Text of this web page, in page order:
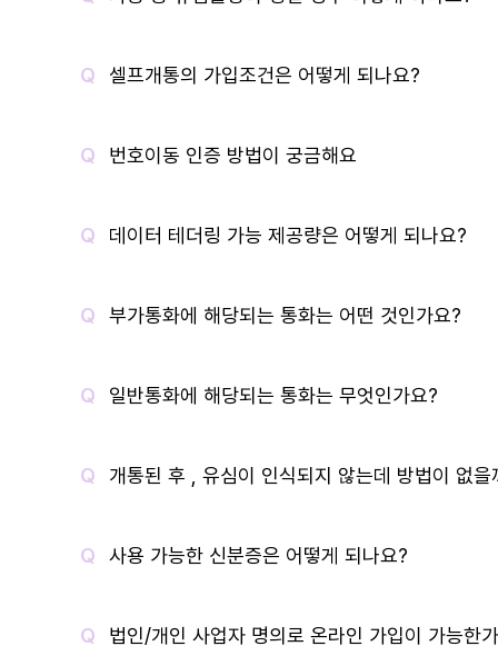
셀프개통의 가입조건은 어떻게 되나요?
번호이동 인증 방법이 궁금해요
데이터 테더링 가능 제공량은 어떻게 되나요?
부가통화에 해당되는 통화는 어떤 것인가요?
일반통화에 해당되는 통화는 무엇인가요?
개통된 후 , 유심이 인식되지 않는데 방법이 없을
사용 가능한 신분증은 어떻게 되나요?
법인/개인 사업자 명의로 온라인 가입이 가능한